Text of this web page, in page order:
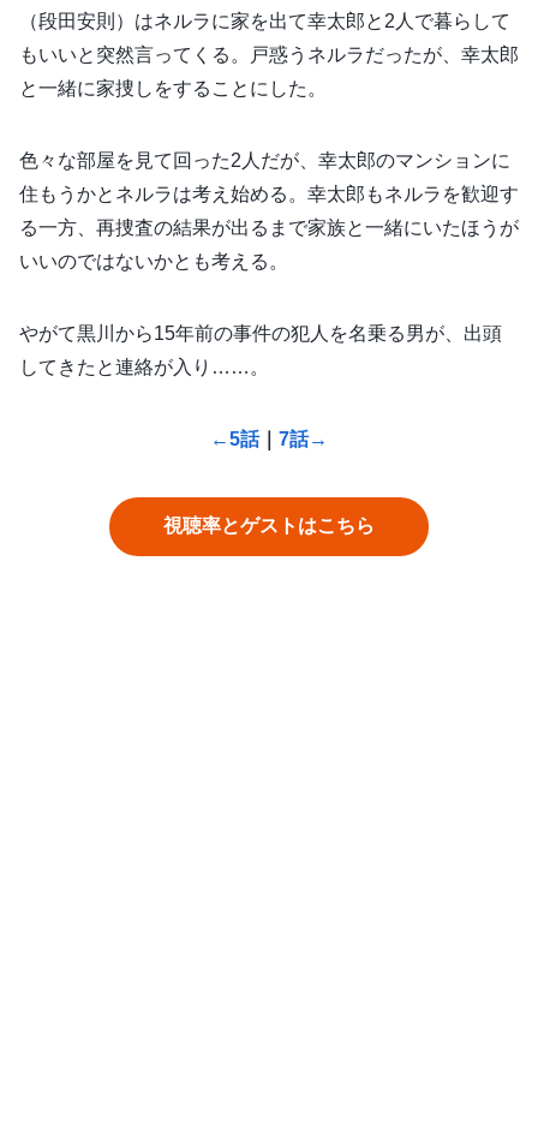
（段田安則）はネルラに家を出て幸太郎と2人で暮らして
もいいと突然言ってくる。戸惑うネルラだったが、幸太郎
と一緒に家捜しをすることにした。
色々な部屋を見て回った2人だが、幸太郎のマンションに
住もうかとネルラは考え始める。幸太郎もネルラを歓迎す
る一方、再捜査の結果が出るまで家族と一緒にいたほうが
いいのではないかとも考える。
やがて黒川から15年前の事件の犯人を名乗る男が、出頭
してきたと連絡が入り……。
←5話｜ 7話→
視聴率とゲストはこちら